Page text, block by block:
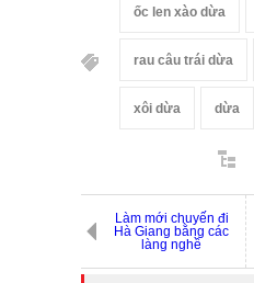
ốc len xào dừa
rau câu trái dừa
xôi dừa dừa
Làm mới chuyến đi
Hà Giang bằng các
làng nghề